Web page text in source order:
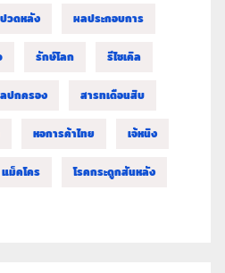
ปวดหลัง ผลประกอบการ
รักษ์โลก รีไซเคิล
ปกครอง สารทเดือนสิบ
หอการค้าไทย เจ้หนิง
แม็คโคร โรคกระดูกสันหลัง